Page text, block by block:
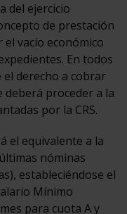
del ejercicio
de prestación
vacío económico
En todos
el derecho a cobrar
deberá proceder a la
por la CRS.
el equivalente a la
nóminas
estableciéndose el
Mínimo
para cuota A y